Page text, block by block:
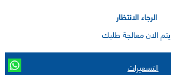
الرجاء الانتظار
يتم الان معالجة طلبك
التسعيرات